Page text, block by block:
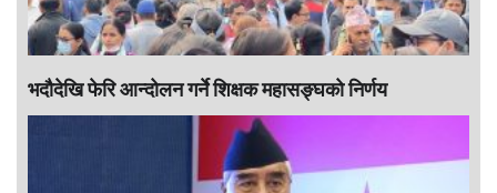
भदौदेखि फेरि आन्दोलन गर्ने शिक्षक महासङ्घको निर्णय